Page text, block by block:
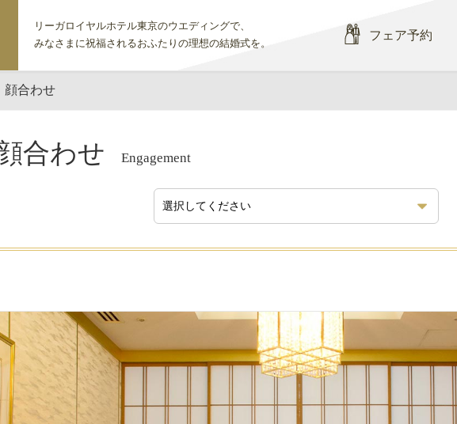
リーガロイヤルホテル東京のウエディングで、
みなさまに祝福されるおふたりの理想の結婚式を。
フェア予約
顔合わせ
合わせ Engagement